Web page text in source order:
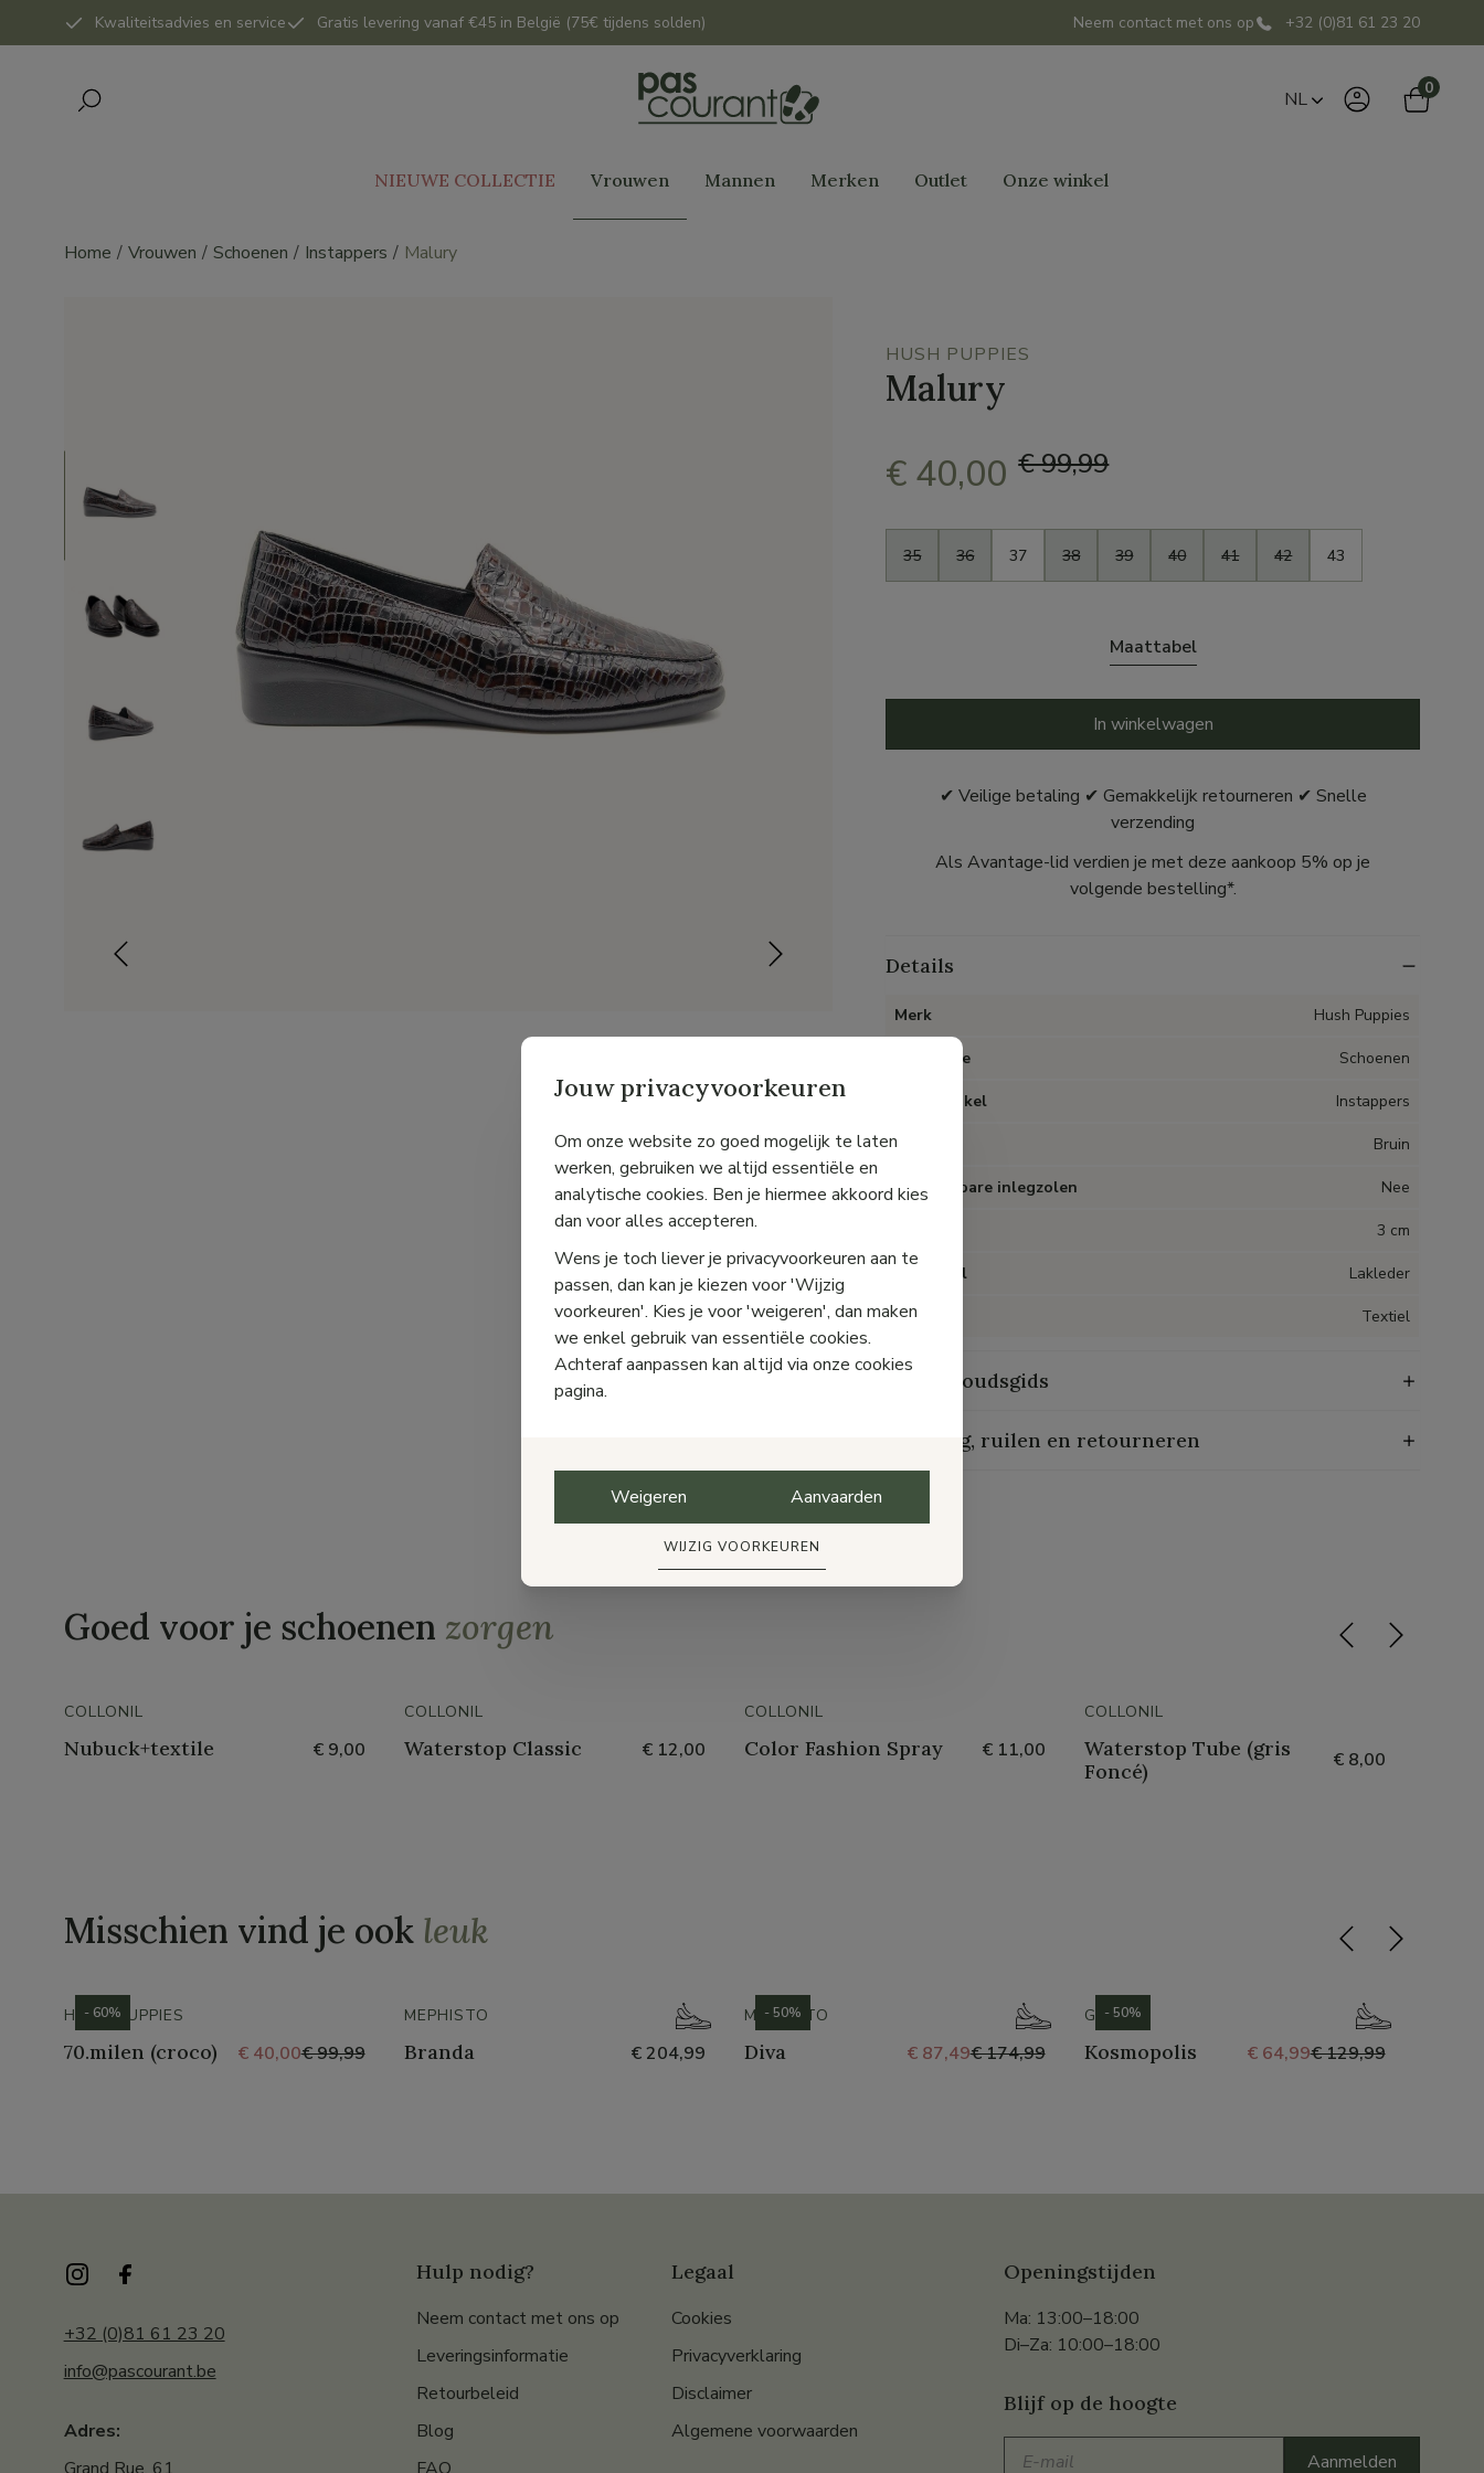
Kwaliteitsadvies en service Gratis levering vanaf €45 in België (75€ tijdens solden) Neem contact met ons op +32 (0)81 61 23 20
NL 0
NIEUWE COLLECTIE Vrouwen Mannen Merken Outlet Onze winkel
Home Vrouwen Schoenen Instappers Malury
HUSH PUPPIES
Malury
€ 40,00 € 99,99
Maat
35 36 37 38 39 40 41 42 43
Maattabel
In winkelwagen
✔ Veilige betaling ✔ Gemakkelijk retourneren ✔ Snelle
verzending
Als Avantage-lid verdien je met deze aankoop 5% op je
volgende bestelling*.
Details
Merk Hush Puppies
Categorie Schoenen
Type artikel Instappers
Kleur Bruin
Uitneembare inlegzolen Nee
3 cm
Materiaal Lakleder
Voering Textiel
Onderhoudsgids
Levering, ruilen en retourneren
Goed voor je schoenen zorgen
COLLONIL
Nubuck+textile € 9,00
COLLONIL
Waterstop Classic € 12,00
COLLONIL
Color Fashion Spray € 11,00
COLLONIL
Waterstop Tube (gris
Foncé)
€ 8,00
Misschien vind je ook leuk
HUSH PUPPIES
70.milen (croco) € 40,00€ 99,99
- 60% MEPHISTO
Branda € 204,99
MEPHISTO
Diva € 87,49€ 174,99
- 50% GEOX
Kosmopolis € 64,99€ 129,99
- 50%
+32 (0)81 61 23 20
info@pascourant.be
Adres:
Hulp nodig?
Neem contact met ons op
Leveringsinformatie
Retourbeleid
Blog
Legaal
Cookies
Privacyverklaring
Disclaimer
Algemene voorwaarden
Openingstijden
Ma: 13:00–18:00
Di–Za: 10:00–18:00
Blijf op de hoogte
Aanmelden
Jouw privacyvoorkeuren
Om onze website zo goed mogelijk te laten
werken, gebruiken we altijd essentiële en
analytische cookies. Ben je hiermee akkoord kies
dan voor alles accepteren.
Wens je toch liever je privacyvoorkeuren aan te
passen, dan kan je kiezen voor 'Wijzig
voorkeuren'. Kies je voor 'weigeren', dan maken
we enkel gebruik van essentiële cookies.
Achteraf aanpassen kan altijd via onze cookies
pagina.
Weigeren Aanvaarden
WIJZIG VOORKEUREN